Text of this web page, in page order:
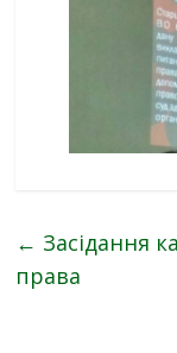
← Засідання
права